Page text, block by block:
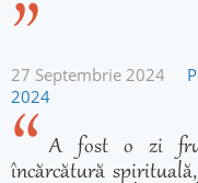
27 Septembrie 2024
2024
A fost o zi
încărcătură